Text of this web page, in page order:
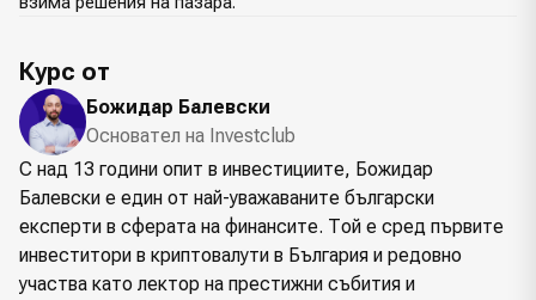
Курс от
Божидар Балевски
Основател на Investclub
С над 13 години опит в инвестициите, Божидар
Балевски е един от най-уважаваните български
експерти в сферата на финансите. Той е сред първите
инвеститори в криптовалути в България и редовно
участва като лектор на престижни събития и